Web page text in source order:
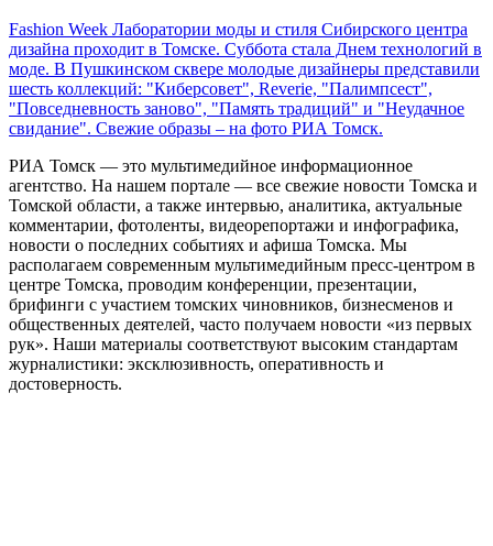
Fashion Week Лаборатории моды и стиля Сибирского центра
дизайна проходит в Томске. Суббота стала Днем технологий в
моде. В Пушкинском сквере молодые дизайнеры представили
шесть коллекций: "Киберсовет", Reverie, "Палимпсест",
"Повседневность заново", "Память традиций" и "Неудачное
свидание". Свежие образы – на фото РИА Томск.
РИА Томск — это мультимедийное информационное
агентство. На нашем портале — все свежие новости Томска и
Томской области, а также интервью, аналитика, актуальные
комментарии, фотоленты, видеорепортажи и инфографика,
новости о последних событиях и афиша Томска. Мы
располагаем современным мультимедийным пресс-центром в
центре Томска, проводим конференции, презентации,
брифинги с участием томских чиновников, бизнесменов и
общественных деятелей, часто получаем новости «из первых
рук». Наши материалы соответствуют высоким стандартам
журналистики: эксклюзивность, оперативность и
достоверность.